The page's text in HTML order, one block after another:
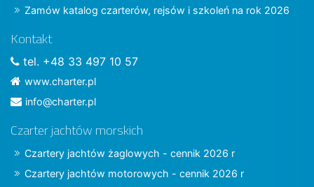
Zamów katalog czarterów, rejsów i szkoleń na rok 2026
Kontakt
tel. +48 33 497 10 57
www.charter.pl
info@charter.pl
Czarter jachtów morskich
Czartery jachtów żaglowych - cennik 2026 r
Czartery jachtów motorowych - cennik 2026 r